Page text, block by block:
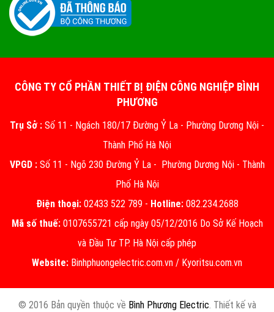
CÔNG TY CỔ PHẦN THIẾT BỊ ĐIỆN CÔNG NGHIỆP BÌNH
PHƯƠNG
Trụ Sở : Số 11 - Ngách 180/17 Đường Ỷ La - Phường Dương Nội -
Thành Phố Hà Nội
VPGD :Số 11 - Ngõ 230 Đường Ỷ La - Phường Dương Nội - Thành
Phố Hà Nội
Điện thoại:02433 522 789 - Hotline:082.234.2688
Mã số thuế:0107655721 cấp ngày 05/12/2016 Do Sở Kế Hoạch
và Đầu Tư TP. Hà Nội cấp phép
Website: Binhphuongelectric.com.vn / Kyoritsu.com.vn
© 2016 Bản quyền thuộc về Bình Phương Electric. Thiết kế và